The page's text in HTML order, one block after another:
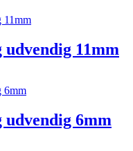
11mm
6mm